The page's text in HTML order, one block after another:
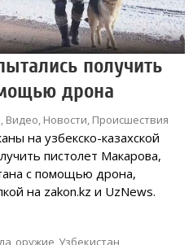
получить
дрона
, Видео, Новости, Происшествия
на узбекско-казахской
пистолет Макарова,
с помощью дрона,
на zakon.kz и UzNews.
оружие Узбекистан